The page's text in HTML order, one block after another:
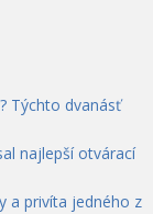
Týchto dvanásť
najlepší otvárací
a privíta jedného z